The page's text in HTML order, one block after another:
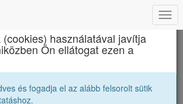
Áron Gimnázium
Tanáraink
tanárral
használatával javítja
Ön ellátogat ezen a
és fogadja el az alább felsorolt sütik